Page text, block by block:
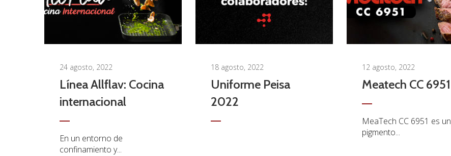
24 agosto, 2022
Línea Allflav: Cocina
internacional
En un entorno de
confinamiento y...
18 agosto, 2022
Uniforme Peisa
2022
12 agosto, 2022
Meatech CC 6951
MeaTech CC 6951 es un
pigmento...